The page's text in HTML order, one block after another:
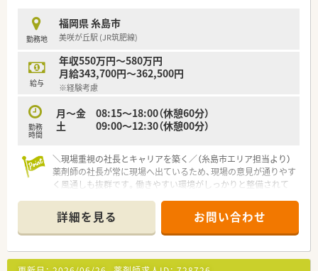
勤務地
福岡県 糸島市
美咲が丘駅 (JR筑肥線)
給与
年収550万円～580万円
月給343,700円～362,500円
※経験考慮
勤務
時間
月～金 08:15～18:00（休憩60分）
土 09:00～12:30（休憩00分）
＼現場重視の社長とキャリアを築く／（糸島市エリア担当より）
薬剤師の社長が常に現場へ出ているため、現場の意見が通りやす
く風通しも抜群です。働きやすい環境がしっかりと整備されて
【店舗情報と応需状況について】
■最寄り駅である美咲が丘駅から徒歩で8分ほどの距離に位置し
ており、毎日のマイカー通勤を選ぶことも可能です。
■門前にある人気のクリニックより、内科や消化器科、循環器
詳細を見る お問い合わせ